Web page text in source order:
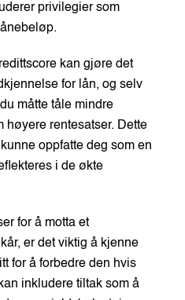
privilegier som
kan gjøre det
for lån, og selv
måtte tåle mindre
høyere rentesatser. Dette
oppfatte deg som en
i de økte
for å motta et
er det viktig å kjenne
for å forbedre den hvis
inkludere tiltak som å